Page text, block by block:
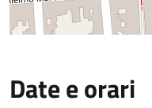
Date e orari